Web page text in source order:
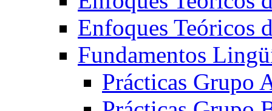
Enfoques Teóricos
Fundamentos
Prácticas Grupo